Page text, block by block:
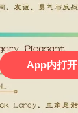
App内打开